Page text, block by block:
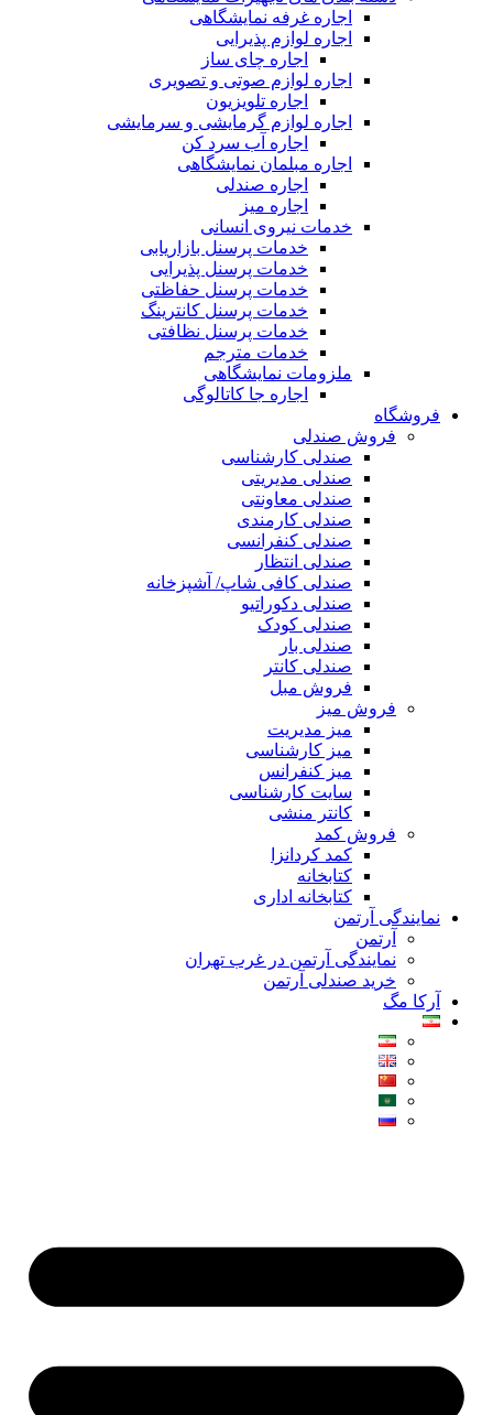
اجاره غرفه نمایشگاهی
اجاره لوازم پذیرایی
اجاره چای ساز
اجاره لوازم صوتی و تصویری
اجاره تلویزیون
اجاره لوازم گرمایشی و سرمایشی
اجاره آب سرد کن
اجاره مبلمان نمایشگاهی
اجاره صندلی
اجاره میز
خدمات نیروی انسانی
خدمات پرسنل بازاریابی
خدمات پرسنل پذیرایی
خدمات پرسنل حفاظتی
خدمات پرسنل کانترینگ
خدمات پرسنل نظافتی
خدمات مترجم
ملزومات نمایشگاهی
اجاره جا کاتالوگی
فروشگاه
فروش صندلی
صندلی کارشناسی
صندلی مدیریتی
صندلی معاونتی
صندلی کارمندی
صندلی کنفرانسی
صندلی انتظار
صندلی کافی شاپ/ آشپزخانه
صندلی دکوراتیو
صندلی کودک
صندلی بار
صندلی کانتر
فروش مبل
فروش میز
میز مدیریت
میز کارشناسی
میز کنفرانس
سایت کارشناسی
کانتر منشی
فروش کمد
کمد کردانزا
کتابخانه
کتابخانه اداری
نمایندگی آرتمن
آرتمن
نمایندگی آرتمن در غرب تهران
خرید صندلی آرتمن
آرکا مگ